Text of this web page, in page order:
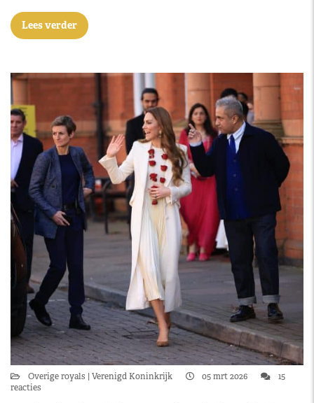
Lees verder
Overige royals Verenigd Koninkrijk 05 mrt 2026
15
reacties